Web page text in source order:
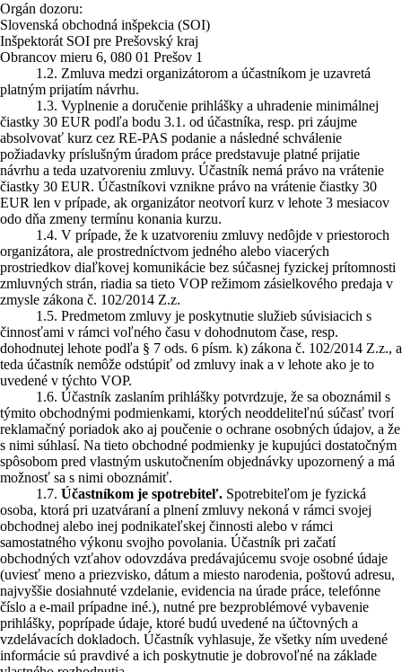
Orgán dozoru:
Slovenská obchodná inšpekcia (SOI)
Inšpektorát SOI pre Prešovský kraj
Obrancov mieru 6, 080 01 Prešov 1
1.2. Zmluva medzi organizátorom a účastníkom je uzavretá
platným prijatím návrhu.
1.3. Vyplnenie a doručenie prihlášky a uhradenie minimálnej
čiastky 30 EUR podľa bodu 3.1. od účastníka, resp. pri záujme
absolvovať kurz cez RE-PAS podanie a následné schválenie
požiadavky príslušným úradom práce predstavuje platné prijatie
návrhu a teda uzatvoreniu zmluvy. Účastník nemá právo na vrátenie
čiastky 30 EUR. Účastníkovi vznikne právo na vrátenie čiastky 30
EUR len v prípade, ak organizátor neotvorí kurz v lehote 3 mesiacov
odo dňa zmeny termínu konania kurzu.
1.4. V prípade, že k uzatvoreniu zmluvy nedôjde v priestoroch
organizátora, ale prostredníctvom jedného alebo viacerých
prostriedkov diaľkovej komunikácie bez súčasnej fyzickej prítomnosti
zmluvných strán, riadia sa tieto VOP režimom zásielkového predaja v
zmysle zákona č. 102/2014 Z.z.
1.5. Predmetom zmluvy je poskytnutie služieb súvisiacich s
činnosťami v rámci voľného času v dohodnutom čase, resp.
dohodnutej lehote podľa § 7 ods. 6 písm. k) zákona č. 102/2014 Z.z., a
teda účastník nemôže odstúpiť od zmluvy inak a v lehote ako je to
uvedené v týchto VOP.
1.6. Účastník zaslaním prihlášky potvrdzuje, že sa oboznámil s
týmito obchodnými podmienkami, ktorých neoddeliteľnú súčasť tvorí
reklamačný poriadok ako aj poučenie o ochrane osobných údajov, a že
s nimi súhlasí. Na tieto obchodné podmienky je kupujúci dostatočným
spôsobom pred vlastným uskutočnením objednávky upozornený a má
možnosť sa s nimi oboznámiť.
1.7. Účastníkom je spotrebiteľ. Spotrebiteľom je fyzická
osoba, ktorá pri uzatváraní a plnení zmluvy nekoná v rámci svojej
obchodnej alebo inej podnikateľskej činnosti alebo v rámci
samostatného výkonu svojho povolania. Účastník pri začatí
obchodných vzťahov odovzdáva predávajúcemu svoje osobné údaje
(uviesť meno a priezvisko, dátum a miesto narodenia, poštovú adresu,
najvyššie dosiahnuté vzdelanie, evidencia na úrade práce, telefónne
číslo a e-mail prípadne iné.), nutné pre bezproblémové vybavenie
prihlášky, poprípade údaje, ktoré budú uvedené na účtovných a
vzdelávacích dokladoch. Účastník vyhlasuje, že všetky ním uvedené
informácie sú pravdivé a ich poskytnutie je dobrovoľné na základe